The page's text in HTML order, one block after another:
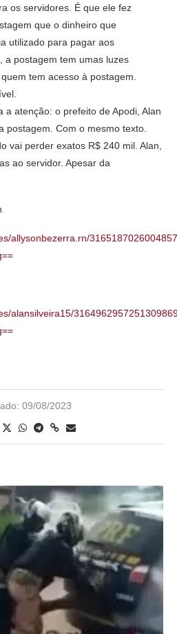
os servidores. É que ele fez
que o dinheiro que
utilizado para pagar aos
a postagem tem umas luzes
tem acesso à postagem.
a atenção: o prefeito de Apodi, Alan
postagem. Com o mesmo texto.
vai perder exatos R$ 240 mil. Alan,
ao servidor. Apesar da
allysonbezerra.rn/
alansilveira15/
09/08/2023